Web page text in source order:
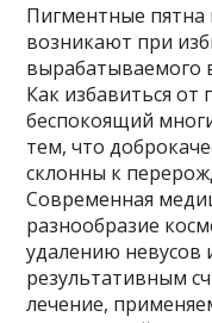
Пигментные
возникают при
вырабатываемого
Как избавиться от
беспокоящий
тем, что
склонны к
Современная
разнообразие
удалению невусов
результативным
лечение,